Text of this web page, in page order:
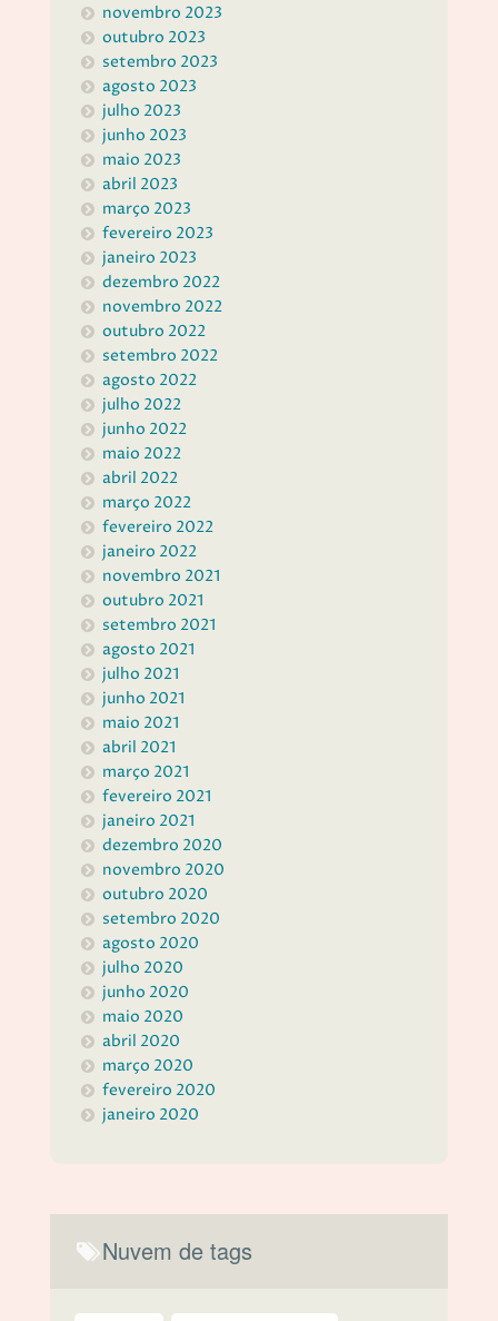
novembro 2023
outubro 2023
setembro 2023
agosto 2023
julho 2023
junho 2023
maio 2023
abril 2023
março 2023
fevereiro 2023
janeiro 2023
dezembro 2022
novembro 2022
outubro 2022
setembro 2022
agosto 2022
julho 2022
junho 2022
maio 2022
abril 2022
março 2022
fevereiro 2022
janeiro 2022
novembro 2021
outubro 2021
setembro 2021
agosto 2021
julho 2021
junho 2021
maio 2021
abril 2021
março 2021
fevereiro 2021
janeiro 2021
dezembro 2020
novembro 2020
outubro 2020
setembro 2020
agosto 2020
julho 2020
junho 2020
maio 2020
abril 2020
março 2020
fevereiro 2020
janeiro 2020
Nuvem de tags